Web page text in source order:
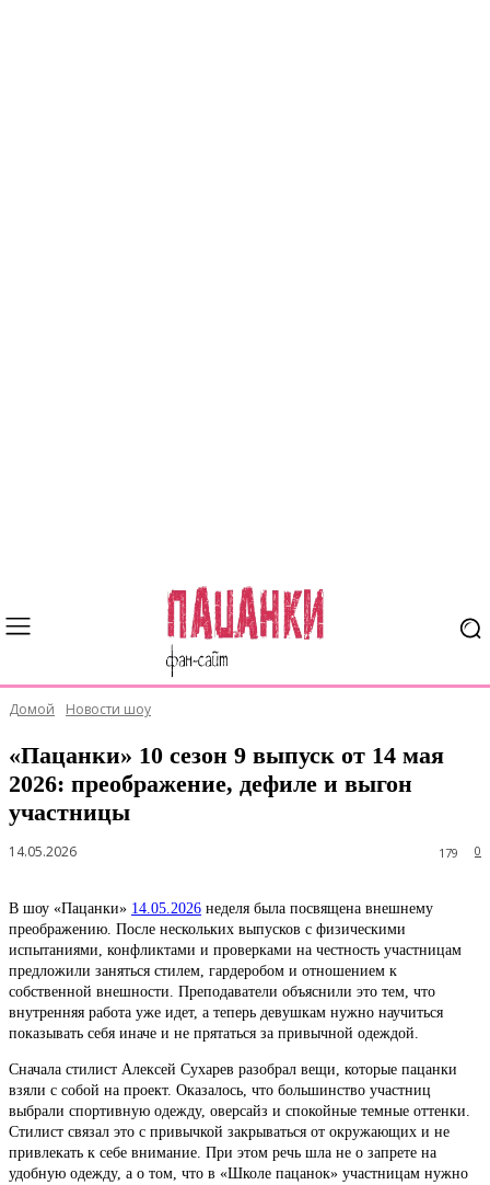
Домой Новости шоу
«Пацанки» 10 сезон 9 выпуск от 14 мая
2026: преображение, дефиле и выгон
участницы
14.05.2026 0
179
В шоу «Пацанки» 14.05.2026 неделя была посвящена внешнему
преображению. После нескольких выпусков с физическими
испытаниями, конфликтами и проверками на честность участницам
предложили заняться стилем, гардеробом и отношением к
собственной внешности. Преподаватели объяснили это тем, что
внутренняя работа уже идет, а теперь девушкам нужно научиться
показывать себя иначе и не прятаться за привычной одеждой.
Сначала стилист Алексей Сухарев разобрал вещи, которые пацанки
взяли с собой на проект. Оказалось, что большинство участниц
выбрали спортивную одежду, оверсайз и спокойные темные оттенки.
Стилист связал это с привычкой закрываться от окружающих и не
привлекать к себе внимание. При этом речь шла не о запрете на
удобную одежду, а о том, что в «Школе пацанок» участницам нужно